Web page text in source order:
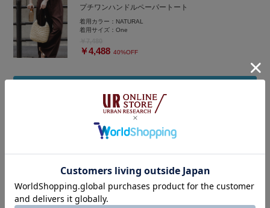
プチワンハンドルペーパートート
着用カラー： NATURAL
着用サイズ：One
￥4,488 40%OFF
着用アイテムをまとめ買い
#st2606 #150cm台コーデ #ワンピース×サンダル